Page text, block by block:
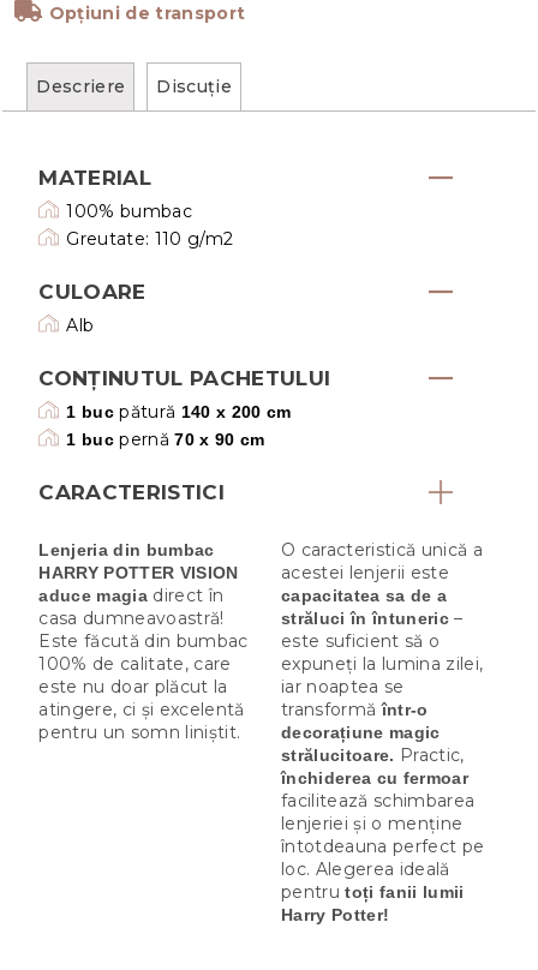
Opțiuni de transport
Descriere Discuţie
MATERIAL
100% bumbac
Greutate: 110 g/m2
CULOARE
Alb
CONȚINUTUL PACHETULUI
1 bucpătură 140 x 200 cm
1 bucpernă70 x 90 cm
CARACTERISTICI
Lenjeria din bumbac
HARRY POTTER VISION
aduce magiadirect în
casa dumneavoastră!
Este făcută din bumbac
100% de calitate, care
este nu doar plăcut la
atingere, ci și excelentă
pentru un somn liniștit.
O caracteristică unică a
acestei lenjerii este
capacitatea sa de a
străluci în întuneric –
este suficient să o
expuneți la lumina zilei,
iar noaptea se
transformăîntr-o
decorațiune magic
strălucitoare. Practic,
închiderea cu fermoar
facilitează schimbarea
lenjeriei și o menține
întotdeauna perfect pe
loc. Alegerea ideală
pentrutoți fanii lumii
Harry Potter!